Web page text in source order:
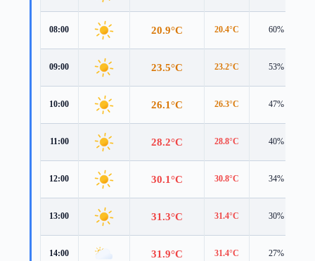
08:00 20.9°C 20.4°C 60%
09:00 23.5°C 23.2°C 53%
10:00 26.1°C 26.3°C 47%
11:00 28.2°C 28.8°C 40%
12:00 30.1°C 30.8°C 34%
13:00 31.3°C 31.4°C 30%
14:00 31.9°C 31.4°C 27%